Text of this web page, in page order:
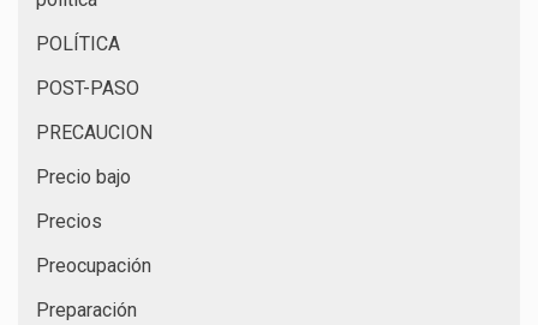
POLÍTICA
POST-PASO
PRECAUCION
Precio bajo
Precios
Preocupación
Preparación